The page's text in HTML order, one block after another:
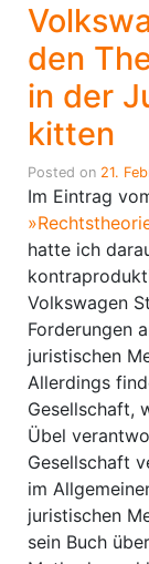
den
in der
kitten
Posted on 21.
Im Eintrag
hatte ich
Volkswagen
Forderungen
juristischen
Allerdings
Gesellschaft,
Übel
Gesellschaft
im
juristischen
sein Buch